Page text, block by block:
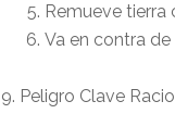
Remueve
Va en contra de
9. Peligro Clave